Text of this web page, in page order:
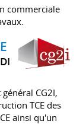
commerciale
CG2I,
TCE des
ainsi qu'un